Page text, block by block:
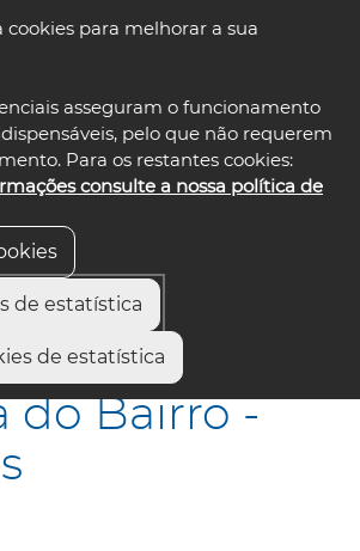
cookies para melhorar a sua
asseguram o funcionamento
pelo que não requerem
Para os restantes cookies:
consulte a nossa política de
de estatística
de estatística
select language
Oliveira do Bairro - Notícias
do Bairro -